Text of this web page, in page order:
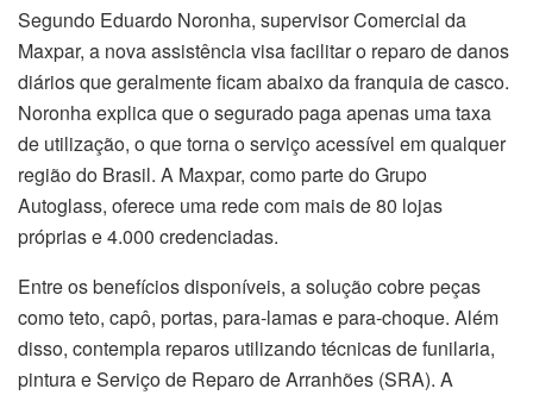
Segundo Eduardo Noronha, supervisor Comercial da
Maxpar, a nova assistência visa facilitar o reparo de danos
diários que geralmente ficam abaixo da franquia de casco.
Noronha explica que o segurado paga apenas uma taxa
de utilização, o que torna o serviço acessível em qualquer
região do Brasil. A Maxpar, como parte do Grupo
Autoglass, oferece uma rede com mais de 80 lojas
próprias e 4.000 credenciadas.
Entre os benefícios disponíveis, a solução cobre peças
como teto, capô, portas, para-lamas e para-choque. Além
disso, contempla reparos utilizando técnicas de funilaria,
pintura e Serviço de Reparo de Arranhões (SRA). A